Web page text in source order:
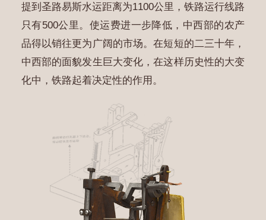
提到圣路易斯水运距离为1100公里，铁路运行线路
只有500公里。使运费进一步降低，中西部的农产
品得以销往更为广阔的市场。在短短的二三十年，
中西部的面貌发生巨大变化，在这样历史性的大变
化中，铁路起着决定性的作用。